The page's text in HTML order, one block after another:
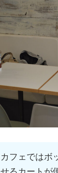
カフェではボ